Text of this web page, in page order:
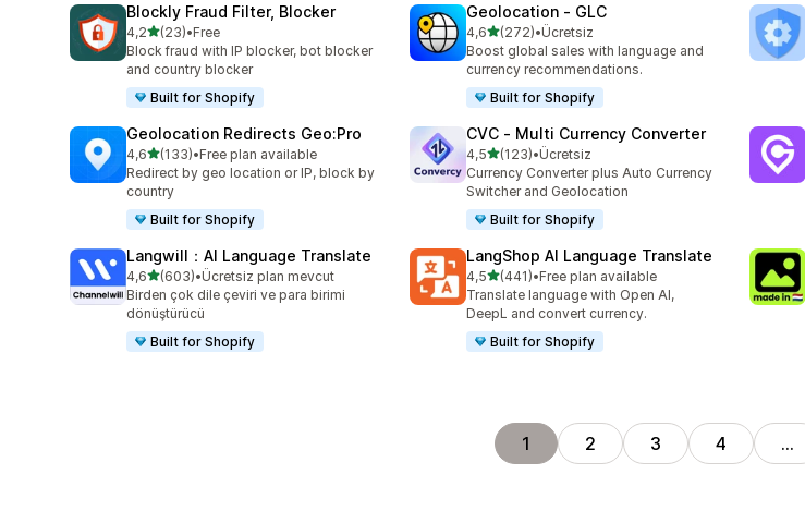
Blockly Fraud Filter, Blocker
4,25 yıldız üzerinden
(23)
toplam 23 değerlendirme
•Free
Block fraud with IP blocker, bot blocker
and country blocker
Built for Shopify
Geolocation ‑ GLC
4,65 yıldız üzerinden
(272)
toplam 272 değerlendirme
•Ücretsiz
Boost global sales with language and
currency recommendations.
Built for Shopify
Geolocation Redirects Geo:Pro
4,65 yıldız üzerinden
(133)
toplam 133 değerlendirme
•Free plan available
Redirect by geo location or IP, block by
country
Built for Shopify
CVC ‑ Multi Currency Converter
4,55 yıldız üzerinden
(123)
toplam 123 değerlendirme
•Ücretsiz
Currency Converter plus Auto Currency
Switcher and Geolocation
Built for Shopify
Langwill：AI Language Translate
4,65 yıldız üzerinden
(603)
toplam 603 değerlendirme
•Ücretsiz plan mevcut
Birden çok dile çeviri ve para birimi
dönüştürücü
Built for Shopify
LangShop AI Language Translate
4,55 yıldız üzerinden
(441)
toplam 441 değerlendirme
•Free plan available
Translate language with Open AI,
DeepL and convert currency.
Built for Shopify
1 2 3 4 …